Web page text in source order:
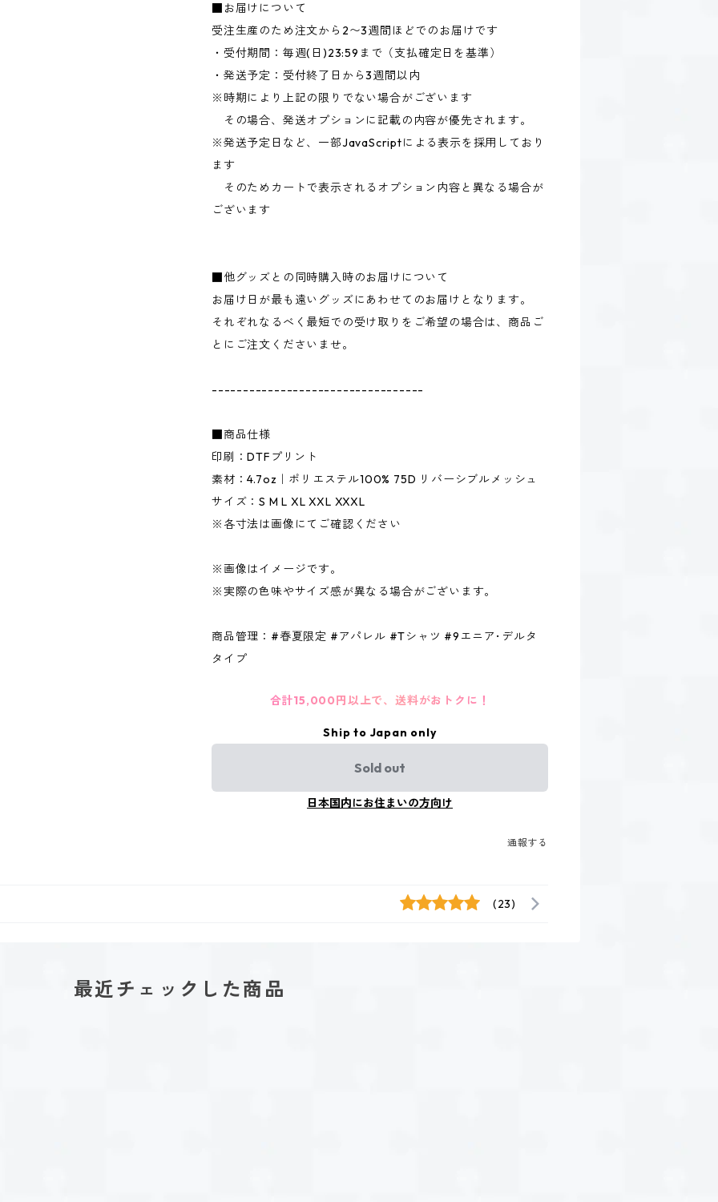
■お届けについて
受注生産のため注文から2〜3週間ほどでのお届けです
・受付期間：毎週(日)23:59まで（支払確定日を基準）
・発送予定：受付終了日から3週間以内
※時期により上記の限りでない場合がございます
その場合、発送オプションに記載の内容が優先されます。
※発送予定日など、一部JavaScriptによる表示を採用しており
ます
そのためカートで表示されるオプション内容と異なる場合が
ございます
■他グッズとの同時購入時のお届けについて
お届け日が最も遠いグッズにあわせてのお届けとなります。
それぞれなるべく最短での受け取りをご希望の場合は、商品ご
とにご注文くださいませ。
----------------------------------
■商品仕様
印刷：DTFプリント
素材：4.7oz｜ポリエステル100% 75D リバーシブルメッシュ
サイズ：S M L XL XXL XXXL
※各寸法は画像にてご確認ください
※画像はイメージです。
※実際の色味やサイズ感が異なる場合がございます。
商品管理：#春夏限定 #アパレル #Tシャツ #9エニア･デルタ
タイプ
合計15,000円以上で、送料がおトクに！
Ship to Japan only
Sold out
日本国内にお住まいの方向け
通報する
(23)
最近チェックした商品